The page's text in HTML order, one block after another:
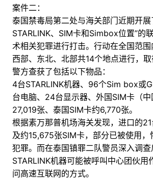
案件二：
泰国禁毒局第二处与海关部门近期开展
STARLINK、SIM卡和Simbox位置”的
术相关犯罪进行打击。行动在全国范围
西部、东北、北部共14个地点进行，取
警方查获了包括以下物品：
4台STARLINK机器、96个Sim box或
台电脑、24台显示器、外国SIM卡（
27,019张、泰国SIM卡约6,770张。
根据素万那普机场海关发现，进口的
及约15,675张SIM卡，部分已被使用，
犯罪。而在泰国镇罪二队警员深入调
STARLINK机器可能被呼叫中心团伙用
问高速互联网的方式。